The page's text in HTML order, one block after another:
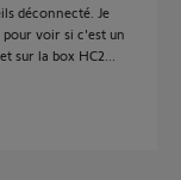
déconnecté. Je
voir si c'est un
sur la box HC2...